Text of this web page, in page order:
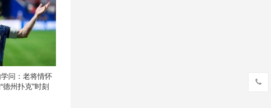
问：老将情怀
州扑克”时刻